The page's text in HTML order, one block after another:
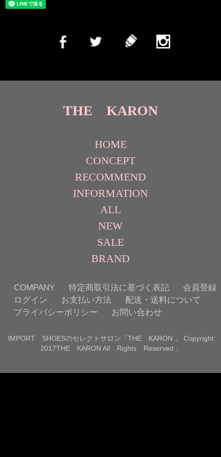
THE KARON
HOME
CONCEPT
RECOMMEND
INFORMATION
ALL
NEW
SALE
BRAND
COMPANY 特定商取引法に基づく表記
会員登録
ログイン
お支払い方法
配送・送料について
プライバシーポリシー
お問い合わせ
IMPORT SHOESのセレクトサロン「THE KARON 」 Copyright
2017THE KARON All Rights Reserved．